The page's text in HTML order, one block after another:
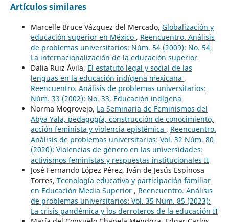
Artículos similares
Marcelle Bruce Vázquez del Mercado, Globalización y
educación superior en México , Reencuentro. Análisis
de problemas universitarios: Núm. 54 (2009): No. 54,
La internacionalización de la educación superior
Dalia Ruiz Ávila, El estatuto legal y social de las
lenguas en la educación indígena mexicana ,
Reencuentro. Análisis de problemas universitarios:
Núm. 33 (2002): No. 33, Educación indígena
Norma Mogrovejo, La Seminaria de Feminismos del
Abya Yala, pedagogía, construcción de conocimiento,
acción feminista y violencia epistémica , Reencuentro.
Análisis de problemas universitarios: Vol. 32 Núm. 80
(2020): Violencias de género en las universidades:
activismos feministas y respuestas institucionales II
José Fernando López Pérez, Iván de Jesús Espinosa
Torres, Tecnología educativa y participación familiar
en Educación Media Superior , Reencuentro. Análisis
de problemas universitarios: Vol. 35 Núm. 85 (2023):
La crisis pandémica y los derroteros de la educación II